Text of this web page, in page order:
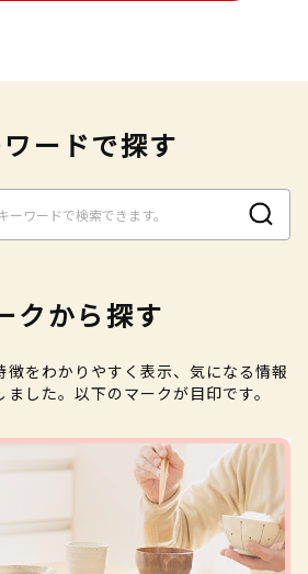
ードで探す
クから探す
徴をわかりやすく表示、気になる情報
した。以下のマークが目印です。